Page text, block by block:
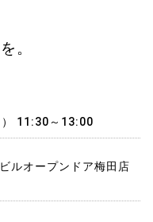
。
11:30～13:00
ルオープンドア梅田店